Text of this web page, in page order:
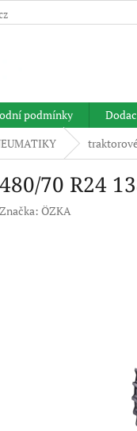
podmínky
480/70 R24
Značka: ÖZKA